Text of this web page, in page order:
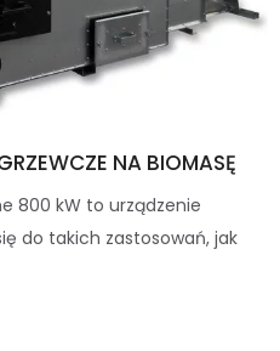
NA BIOMASĘ
800 kW to urządzenie
do takich zastosowań, jak